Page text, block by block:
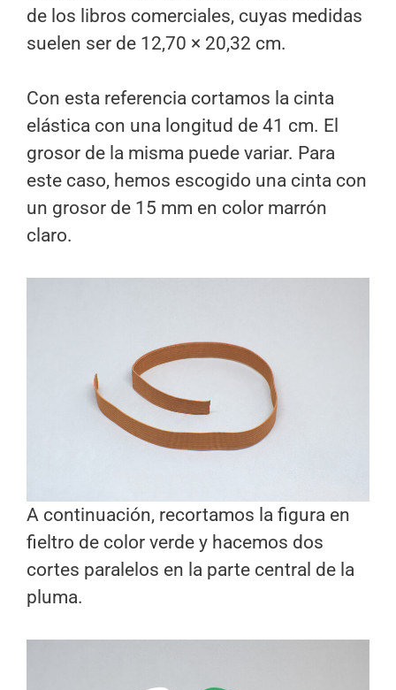
de los libros comerciales, cuyas medidas
suelen ser de 12,70 × 20,32 cm.
Con esta referencia cortamos la cinta
elástica con una longitud de 41 cm. El
grosor de la misma puede variar. Para
este caso, hemos escogido una cinta con
un grosor de 15 mm en color marrón
claro.
A continuación, recortamos la figura en
fieltro de color verde y hacemos dos
cortes paralelos en la parte central de la
pluma.